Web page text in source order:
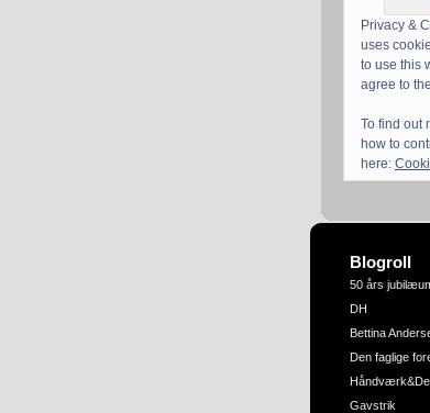
Privacy &
uses
to use this
agree to
To find out
how to
here:
Blogroll
50 års
DH
Bettina
Den faglige
Gavstrik